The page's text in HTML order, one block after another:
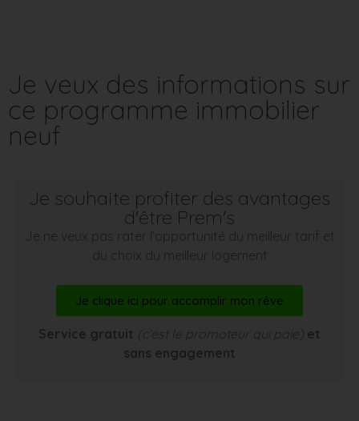
Je veux des informations sur
ce programme immobilier
neuf
Je souhaite profiter des avantages
d'être Prem's
Je ne veux pas rater l’opportunité du meilleur tarif et
du choix du meilleur logement
Je clique ici pour accomplir mon rêve
Service gratuit (c’est le promoteur qui paie) et
sans engagement